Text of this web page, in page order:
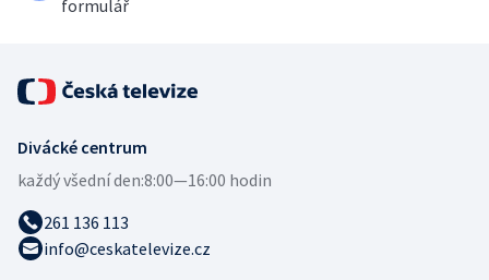
formulář
Divácké centrum
každý všední den:8:00—16:00 hodin
261 136 113
info@ceskatelevize.cz